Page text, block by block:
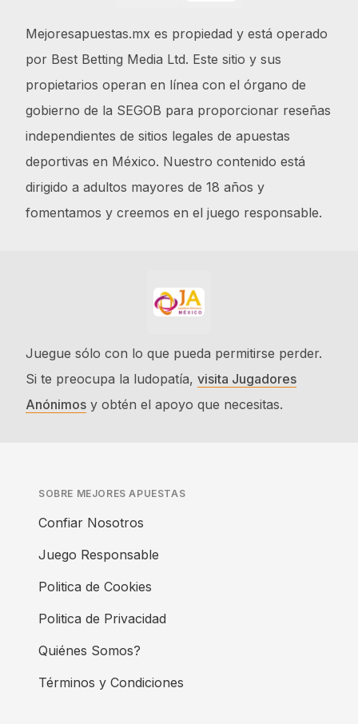
Mejoresapuestas.mx es propiedad y está operado
por Best Betting Media Ltd. Este sitio y sus
propietarios operan en línea con el órgano de
gobierno de la SEGOB para proporcionar reseñas
independientes de sitios legales de apuestas
deportivas en México. Nuestro contenido está
dirigido a adultos mayores de 18 años y
fomentamos y creemos en el juego responsable.
Juegue sólo con lo que pueda permitirse perder.
Si te preocupa la ludopatía, visita Jugadores
Anónimos y obtén el apoyo que necesitas.
SOBRE MEJORES APUESTAS
Confiar Nosotros
Juego Responsable
Politica de Cookies
Politica de Privacidad
Quiénes Somos?
Términos y Condiciones